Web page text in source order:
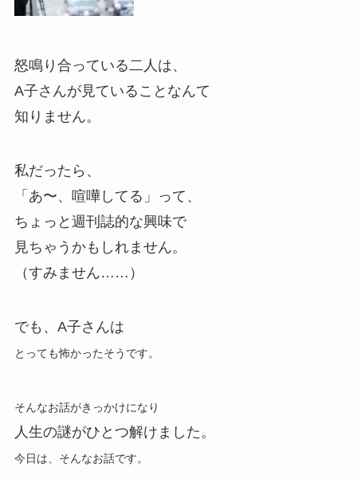
怒鳴り合っている二人は、
A子さんが見ていることなんて
知りません。
私だったら、
「あ〜、喧嘩してる」って、
ちょっと週刊誌的な興味で
見ちゃうかもしれません。
（すみません……）
でも、A子さんは
とっても怖かったそうです。
そんなお話がきっかけになり
人生の謎がひとつ解けました。
今日は、そんなお話です。